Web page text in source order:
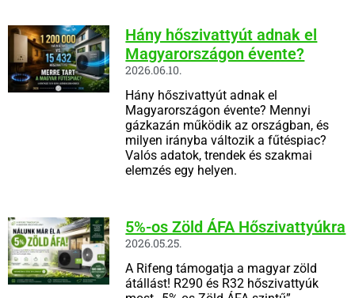
Hány hőszivattyút adnak el
Magyarországon évente?
2026.06.10.
Hány hőszivattyút adnak el
Magyarországon évente? Mennyi
gázkazán működik az országban, és
milyen irányba változik a fűtéspiac?
Valós adatok, trendek és szakmai
elemzés egy helyen.
5%-os Zöld ÁFA Hőszivattyúkra
2026.05.25.
A Rifeng támogatja a magyar zöld
átállást! R290 és R32 hőszivattyúk